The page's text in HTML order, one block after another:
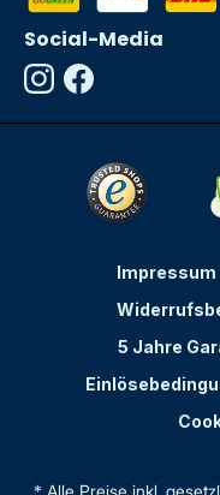
Social-Media
Impressum
5 Jahre